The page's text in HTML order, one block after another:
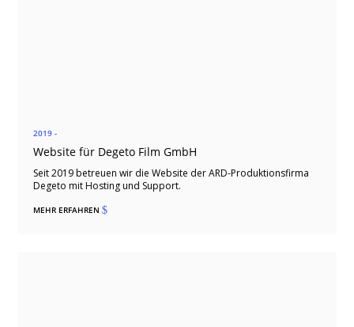
2019 -
Website für Degeto Film GmbH
Seit 2019 betreuen wir die Website der ARD-Produktionsfirma
Degeto mit Hosting und Support.
MEHR ERFAHREN$